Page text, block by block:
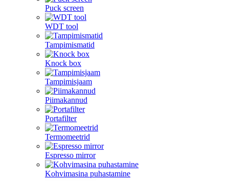
Puck screen
WDT tool
Tampimismatid
Knock box
Tampimisjaam
Piimakannud
Portafilter
Termomeetrid
Espresso mirror
Kohvimasina puhastamine